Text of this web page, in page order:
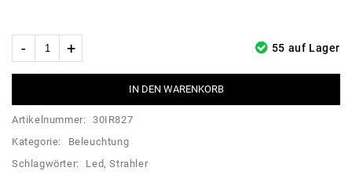
55 auf Lager
IN DEN WARENKORB
Artikelnummer: 30IR827
Kategorie:
Beleuchtung
Schlagwörter:
Led,Strahler